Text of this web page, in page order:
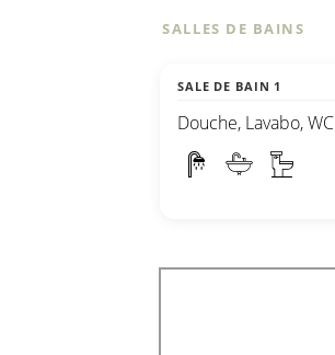
SALLES DE BAINS
SALE DE BAIN 1
Douche, Lavabo, WC